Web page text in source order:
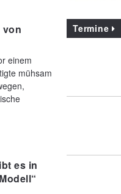
von
einem
mühsam
es in
Termine